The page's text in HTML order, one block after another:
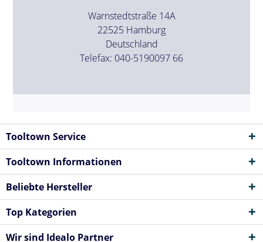
Warnstedtstraße 14A
22525 Hamburg
Deutschland
Telefax: 040-5190097 66
Tooltown Service
Tooltown Informationen
Beliebte Hersteller
Top Kategorien
Wir sind Idealo Partner